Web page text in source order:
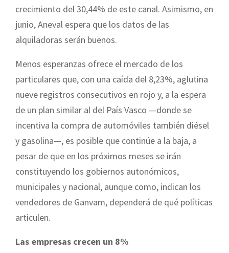
crecimiento del 30,44% de este canal. Asimismo, en
junio, Aneval espera que los datos de las
alquiladoras serán buenos.
Menos esperanzas ofrece el mercado de los
particulares que, con una caída del 8,23%, aglutina
nueve registros consecutivos en rojo y, a la espera
de un plan similar al del País Vasco —donde se
incentiva la compra de automóviles también diésel
y gasolina—, es posible que continúe a la baja, a
pesar de que en los próximos meses se irán
constituyendo los gobiernos autonómicos,
municipales y nacional, aunque como, indican los
vendedores de Ganvam, dependerá de qué políticas
articulen.
Las empresas crecen un 8%